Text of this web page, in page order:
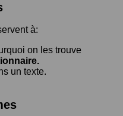
à:
on les trouve
un texte.